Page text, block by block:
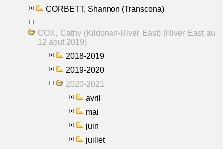
CORBETT, Shannon (Transcona)
COX, Cathy (Kildonan-River East) (River East au
12 aout 2019)
2018-2019
2019-2020
2020-2021
avril
mai
juin
juillet